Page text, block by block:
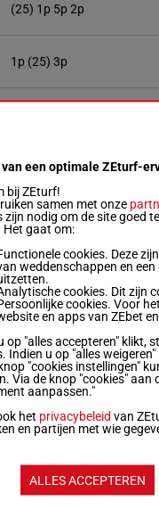
(25) 1p 5p 2p
1p (25) 3p
6p 2p (25) 10p 1p 2p 3p
3p (25) 1p 4p 3p 3p 7p 8p
(25) 3p 6p 6p 2p 3p
4p (25) 7p 1p 4p 5p
3p (25) 2p 2p
(25) 2p 2p 6p 4p 8p
(25) 1p 5p 9p 4p 7p
een optimale ZEturf-
bij ZEturf!
samen met onze
zijn nodig om de site goed
Het gaat om:
cookies. Deze
weddenschappen en
cookies. Dit zijn
cookies. Voor
en apps van ZEbet
op "alles accepteren" klikt,
Indien u op "alles
"cookies instellingen"
Via de knop "cookies"
aanpassen."
het privacybeleid van
en partijen met wie
ALLES ACCEPTEREN